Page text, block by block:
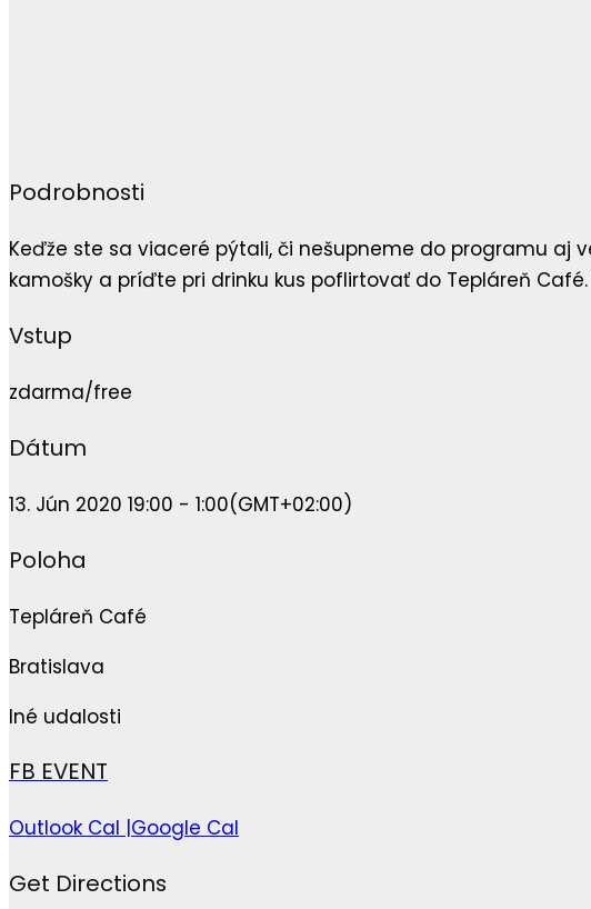
Podrobnosti
Keďže ste sa viaceré pýtali, či nešupneme do programu aj
kamošky a príďte pri drinku kus poflirtovať do Tepláreň
Vstup
zdarma/free
Dátum
13. Jún 2020 19:00 - 1:00(GMT+02:00)
Poloha
Tepláreň Café
Bratislava
Iné udalosti
FB EVENT
Outlook Cal |Google Cal
Get Directions